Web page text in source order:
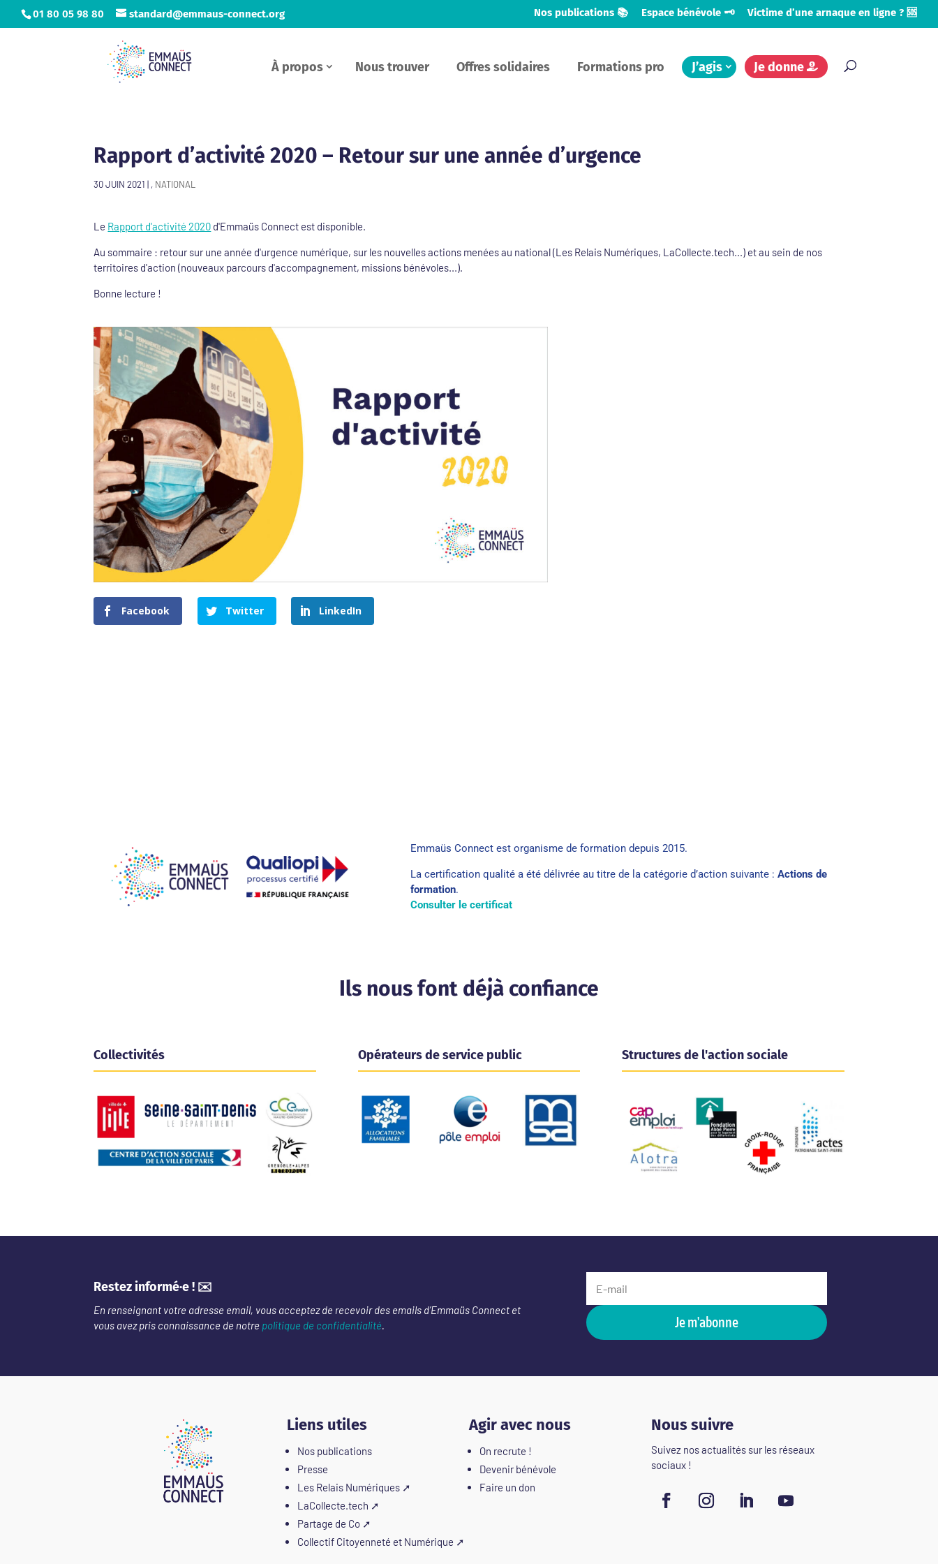
01 80 05 98 80 standard@emmaus-connect.org Nos publications 📚 Espace bénévole 🗝️ Victime d’une arnaque en ligne ? 🆘
À propos Nous trouver Offres solidaires Formations pro J’agis Je donne
Rapport d’activité 2020 – Retour sur une année d’urgence
30 JUIN 2021 | , NATIONAL
Le Rapport d'activité 2020 d'Emmaüs Connect est disponible.
Au sommaire : retour sur une année d'urgence numérique, sur les nouvelles actions menées au national (Les Relais Numériques, LaCollecte.tech...) et au sein de nos
territoires d'action (nouveaux parcours d'accompagnement, missions bénévoles...).
Bonne lecture !
Facebook Twitter LinkedIn
Emmaüs Connect est organisme de formation depuis 2015.
La certification qualité a été délivrée au titre de la catégorie d’action suivante :Actions de
formation.
Consulter le certificat
Ils nous font déjà confiance
Collectivités Opérateurs de service public Structures de l'action sociale
Restez informé·e ! ✉️
En renseignant votre adresse email, vous acceptez de recevoir des emails d’Emmaüs Connect et
vous avez pris connaissance de notre politique de confidentialité. Je m'abonne
Liens utiles
Nos publications
Presse
Les Relais Numériques➚
LaCollecte.tech ➚
Partage de Co➚
Collectif Citoyenneté et Numérique ➚
Agir avec nous
On recrute !
Devenir bénévole
Faire un don
Nous suivre
Suivez nos actualités sur les réseaux
sociaux !